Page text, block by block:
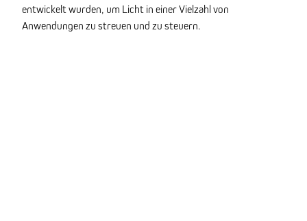
entwickelt wurden, um Licht in einer Vielzahl von
Anwendungen zu streuen und zu steuern.